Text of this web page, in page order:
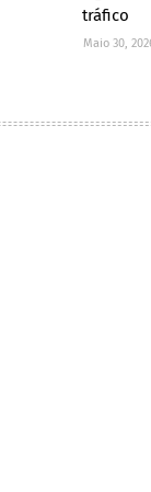
tráfico
Maio 30,